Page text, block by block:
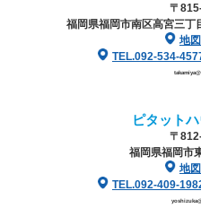
〒
福岡県福岡市南区高宮三丁
地
TEL.092-534-
ピタット
〒
福岡県福岡市
地
TEL.092-409-